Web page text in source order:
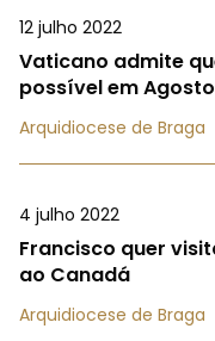
12 julho 2022
Vaticano admite
possível em Agosto
Arquidiocese de Braga
4 julho 2022
Francisco quer
ao Canadá
Arquidiocese de Braga